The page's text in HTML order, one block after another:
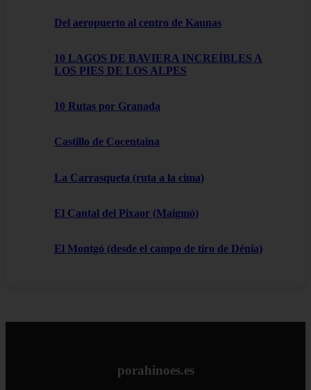
Del aeropuerto al centro de Kaunas
10 LAGOS DE BAVIERA INCREÍBLES A
LOS PIES DE LOS ALPES
10 Rutas por Granada
Castillo de Cocentaina
La Carrasqueta (ruta a la cima)
El Cantal del Pixaor (Maigmó)
El Montgó (desde el campo de tiro de Dénia)
porahinoes.es